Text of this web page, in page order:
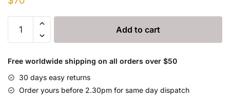
BoviShot®
EC-
P
quantity
Add to cart
Free worldwide shipping on all orders over $50
30 days easy returns
Order yours before 2.30pm for same day dispatch